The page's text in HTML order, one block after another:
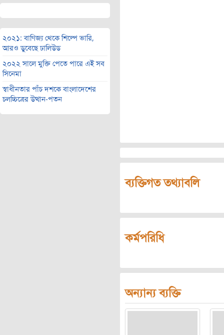
২০২১: বাণিজ্য থেকে শিল্পে ভারি,
আরও ডুবেছে ঢালিউড
২০২২ সালে মুক্তি পেতে পারে এই সব
সিনেমা
স্বাধীনতার পাঁচ দশকে বাংলাদেশের
চলচ্চিত্রের উত্থান-পতন
ব্যক্তিগত তথ্যাবলি
কর্মপরিধি
অন্যান্য ব্যক্তি